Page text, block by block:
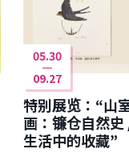
05.30
09.27
特别展览：“山
画：镰仓自然
生活中的收藏”